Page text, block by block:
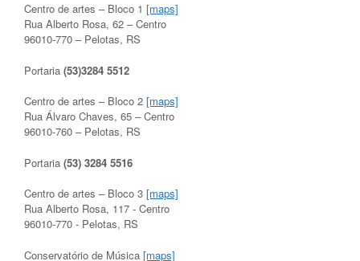
Centro de artes – Bloco 1 [maps]
Rua Alberto Rosa, 62 – Centro
96010-770 – Pelotas, RS
Portaria (53)3284 5512
Centro de artes – Bloco 2 [maps]
Rua Álvaro Chaves, 65 – Centro
96010-760 – Pelotas, RS
Portaria (53) 3284 5516
Centro de artes – Bloco 3 [maps]
Rua Alberto Rosa, 117 - Centro
96010-770 - Pelotas, RS
Conservatório de Música [maps]